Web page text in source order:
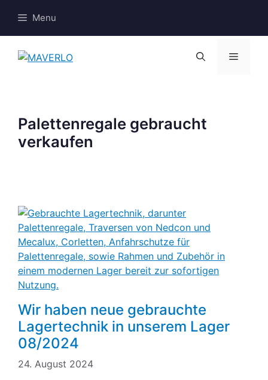
Inhalt
springen
Menu
Menü
Palettenregale gebraucht
verkaufen
Wir haben neue gebrauchte
Lagertechnik in unserem Lager
08/2024
24. August 2024